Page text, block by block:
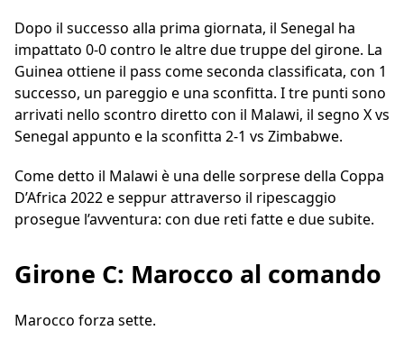
Dopo il successo alla prima giornata, il Senegal ha
impattato 0-0 contro le altre due truppe del girone. La
Guinea ottiene il pass come seconda classificata, con 1
successo, un pareggio e una sconfitta. I tre punti sono
arrivati nello scontro diretto con il Malawi, il segno X vs
Senegal appunto e la sconfitta 2-1 vs Zimbabwe.
Come detto il Malawi è una delle sorprese della Coppa
D’Africa 2022 e seppur attraverso il ripescaggio
prosegue l’avventura: con due reti fatte e due subite.
Girone C: Marocco al comando
Marocco forza sette.